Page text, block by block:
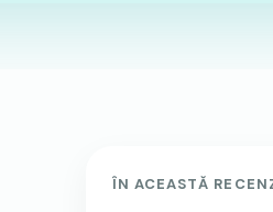
ÎN ACEASTĂ